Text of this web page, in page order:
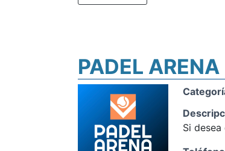
PADEL ARENA
Si